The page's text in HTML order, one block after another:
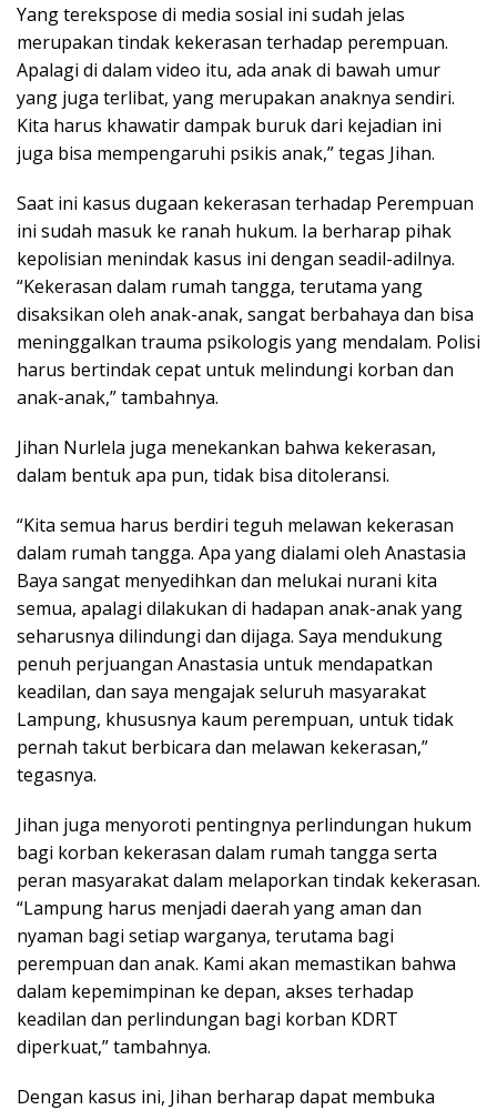
Yang terekspose di media sosial ini sudah jelas
merupakan tindak kekerasan terhadap perempuan.
Apalagi di dalam video itu, ada anak di bawah umur
yang juga terlibat, yang merupakan anaknya sendiri.
Kita harus khawatir dampak buruk dari kejadian ini
juga bisa mempengaruhi psikis anak,” tegas Jihan.
Saat ini kasus dugaan kekerasan terhadap Perempuan
ini sudah masuk ke ranah hukum. Ia berharap pihak
kepolisian menindak kasus ini dengan seadil-adilnya.
“Kekerasan dalam rumah tangga, terutama yang
disaksikan oleh anak-anak, sangat berbahaya dan bisa
meninggalkan trauma psikologis yang mendalam. Polisi
harus bertindak cepat untuk melindungi korban dan
anak-anak,” tambahnya.
Jihan Nurlela juga menekankan bahwa kekerasan,
dalam bentuk apa pun, tidak bisa ditoleransi.
“Kita semua harus berdiri teguh melawan kekerasan
dalam rumah tangga. Apa yang dialami oleh Anastasia
Baya sangat menyedihkan dan melukai nurani kita
semua, apalagi dilakukan di hadapan anak-anak yang
seharusnya dilindungi dan dijaga. Saya mendukung
penuh perjuangan Anastasia untuk mendapatkan
keadilan, dan saya mengajak seluruh masyarakat
Lampung, khususnya kaum perempuan, untuk tidak
pernah takut berbicara dan melawan kekerasan,”
tegasnya.
Jihan juga menyoroti pentingnya perlindungan hukum
bagi korban kekerasan dalam rumah tangga serta
peran masyarakat dalam melaporkan tindak kekerasan.
“Lampung harus menjadi daerah yang aman dan
nyaman bagi setiap warganya, terutama bagi
perempuan dan anak. Kami akan memastikan bahwa
dalam kepemimpinan ke depan, akses terhadap
keadilan dan perlindungan bagi korban KDRT
diperkuat,” tambahnya.
Dengan kasus ini, Jihan berharap dapat membuka